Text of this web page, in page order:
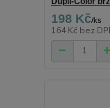
198 Kč/ks
164 Kč bez